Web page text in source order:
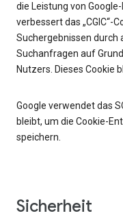
die Leistung von
verbessert das „CGIC“-
Suchergebnissen durch
Suchanfragen auf
Nutzers. Dieses Cookie
Google verwendet das
bleibt, um die Cookie-
speichern.
Sicherheit